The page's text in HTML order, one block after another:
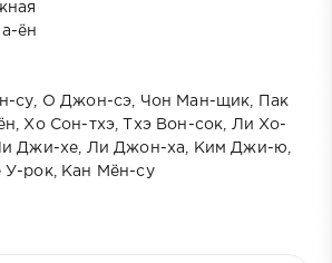
ён
су, О Джон-сэ, Чон Ман-щик, Пак
Хо Сон-тхэ, Тхэ Вон-сок, Ли Хо-
Джи-хе, Ли Джон-ха, Ким Джи-ю,
У-рок, Кан Мён-су